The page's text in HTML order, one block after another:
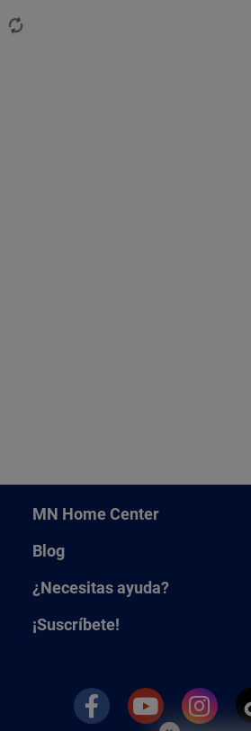
MN Home Center
Blog
¿Necesitas ayuda?
¡Suscríbete!